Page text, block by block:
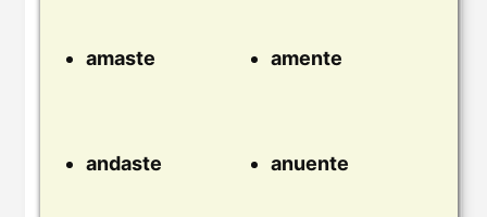
amaste amente
andaste anuente